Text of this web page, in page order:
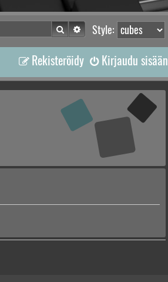
Style:
Etsi Tarkennettu haku
Kirjaudu sisään
Rekisteröidy